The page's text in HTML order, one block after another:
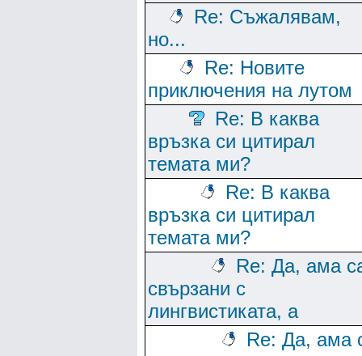
Re: Съжалявам,
но...
Re: Новите
приключения на лутом
Re: В каква
връзка си цитирал
темата ми?
Re: В каква
връзка си цитирал
темата ми?
Re: Да, ама
свързани с
лингвистиката, а
Re: Да, ама